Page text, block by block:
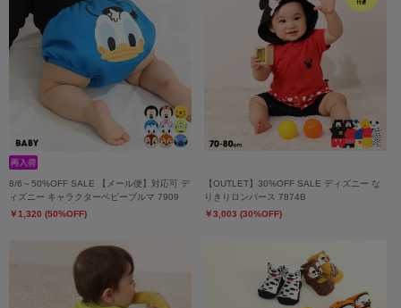
8/6～50%OFF SALE 【メール便】対応可 デ
ィズニー キャラクターベビーブルマ 7909
￥1,320 (50%OFF)
【OUTLET】30%OFF SALE ディズニー な
りきりロンパース 7874B
￥3,003 (30%OFF)